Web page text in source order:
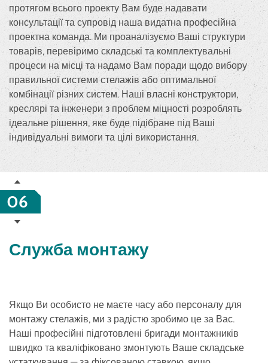
протягом всього проекту Вам буде надавати
консультації та супровід наша видатна професійна
проектна команда. Ми проаналізуємо Ваші структури
товарів, перевіримо складські та комплектувальні
процеси на місці та надамо Вам поради щодо вибору
правильної системи стелажів або оптимальної
комбінації різних систем. Наші власні конструктори,
креслярі та інженери з проблем міцності розроблять
ідеальне рішення, яке буде підібране під Ваші
індивідуальні вимоги та цілі використання.
06
Служба монтажу
Якщо Ви особисто не маєте часу або персоналу для
монтажу стелажів, ми з радістю зробимо це за Вас.
Наші професійні підготовлені бригади монтажників
швидко та кваліфіковано змонтують Ваше складське